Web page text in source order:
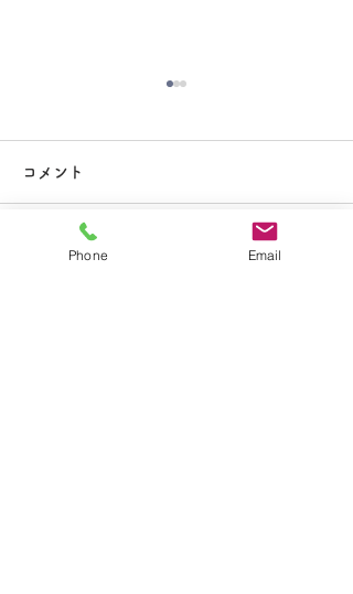
夏休み期間中のお知らせ
コメント
コメントを追加…
Phone Email